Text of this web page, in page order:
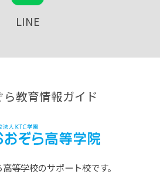
LINE
ら教育情報ガイド
等学校のサポート校です。